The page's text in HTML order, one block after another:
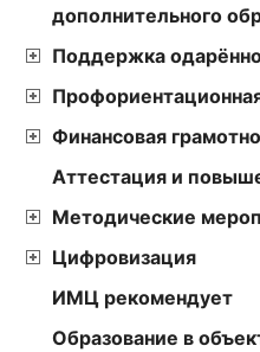
дополнительного
Поддержка
Финансовая
Аттестация и
Методические
Цифровизация
ИМЦ рекомендует
Образование в